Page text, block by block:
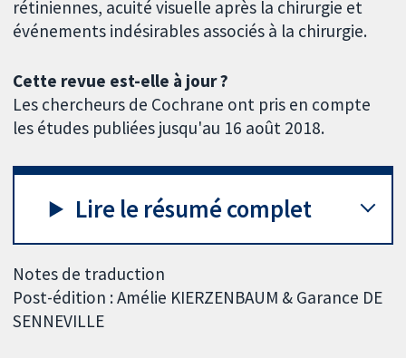
rétiniennes, acuité visuelle après la chirurgie et
événements indésirables associés à la chirurgie.
Cette revue est-elle à jour ?
Les chercheurs de Cochrane ont pris en compte
les études publiées jusqu'au 16 août 2018.
Lire le résumé complet
Notes de traduction
Post-édition : Amélie KIERZENBAUM & Garance DE
SENNEVILLE